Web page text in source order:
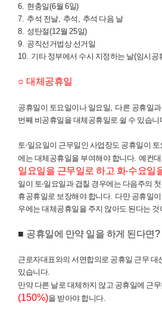
6. 현충일(6월 6일)
7. 추석 전날, 추석 , 추석 다음 날
8. 성탄절(12월 25일)
9. 공직선거법상 선거일
10. 기타 정부에서 수시 지정하는 날(임시공
○ 대체공휴일
공휴일이 토요일이나 일요일, 다른 공휴일
번째 비공휴일을 대체공휴일로 쉴 수 있습니
토‧일요일이 근무일인 사업장도 공휴일이
에는 대체공휴일을 부여해야 합니다. 예컨대
일요일을 근무일로 하고 화‧수요일
일이 토‧일요일과 겹칠 경우에는 다음주의
휴공휴일로 보장해야 합니다. 다만 공휴일
우에는 대체공휴일을 주지 않아도 된다는
■ 공휴일에 만약 일을 하게 된다면?
근로자대표와의 서면합의로 공휴일 근무 대
있습니다.
만약 다른 날로 대체하지 않고 공휴일에 근
(150%)을 받아야 합니다.